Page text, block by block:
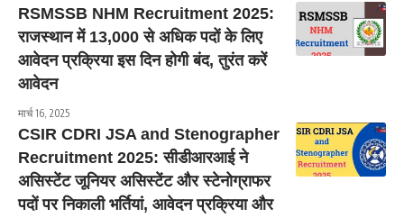
RSMSSB NHM Recruitment 2025:
राजस्थान में 13,000 से अधिक पदों के लिए
आवेदन प्रक्रिया इस दिन होगी बंद, तुरंत करें
आवेदन
मार्च 16, 2025
CSIR CDRI JSA and Stenographer
Recruitment 2025: सीडीआरआई ने
असिस्टेंट जूनियर असिस्टेंट और स्टेनोग्राफर
पदों पर निकाली भर्तियां, आवेदन प्रक्रिया और